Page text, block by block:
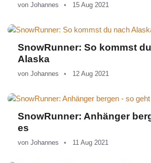
von Johannes 15 Aug 2021
SnowRunner: So kommst
Alaska
von Johannes 12 Aug 2021
SnowRunner: Anhänger
es
von Johannes 11 Aug 2021